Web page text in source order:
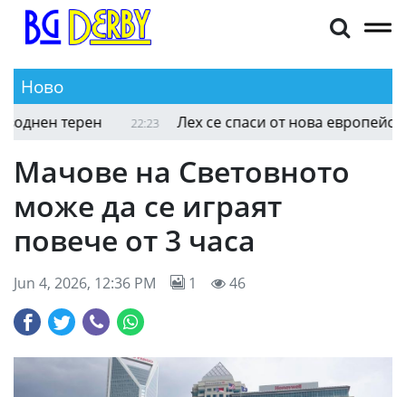
Ново
22:28 Мач в Лига Европа спря за час заради
Мачове на Световното
може да се играят
повече от 3 часа
Jun 4, 2026, 12:36 PM 1 46